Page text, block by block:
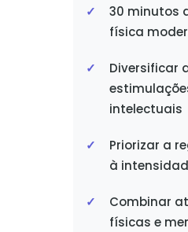
30 minutos
física
Diversificar
intelectuais
Priorizar a
à
Combinar
físicas e